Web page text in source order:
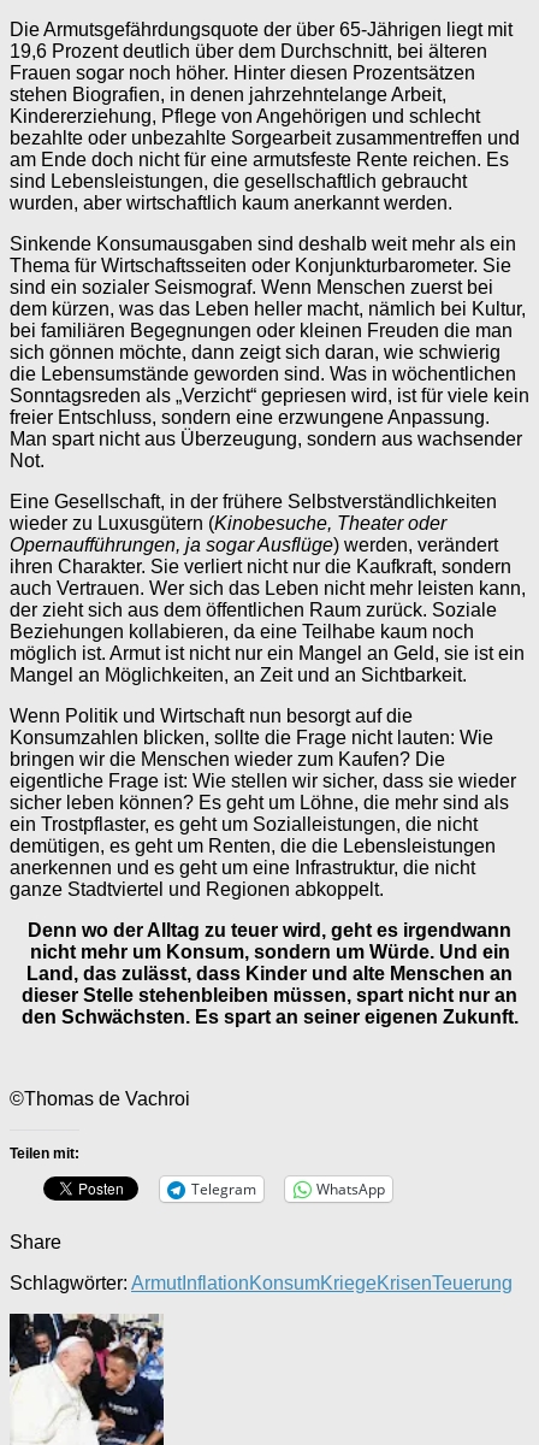
Die Armutsgefährdungsquote der über 65-Jährigen liegt mit
19,6 Prozent deutlich über dem Durchschnitt, bei älteren
Frauen sogar noch höher. Hinter diesen Prozentsätzen
stehen Biografien, in denen jahrzehntelange Arbeit,
Kindererziehung, Pflege von Angehörigen und schlecht
bezahlte oder unbezahlte Sorgearbeit zusammentreffen und
am Ende doch nicht für eine armutsfeste Rente reichen. Es
sind Lebensleistungen, die gesellschaftlich gebraucht
wurden, aber wirtschaftlich kaum anerkannt werden.
Sinkende Konsumausgaben sind deshalb weit mehr als ein
Thema für Wirtschaftsseiten oder Konjunkturbarometer. Sie
sind ein sozialer Seismograf. Wenn Menschen zuerst bei
dem kürzen, was das Leben heller macht, nämlich bei Kultur,
bei familiären Begegnungen oder kleinen Freuden die man
sich gönnen möchte, dann zeigt sich daran, wie schwierig
die Lebensumstände geworden sind. Was in wöchentlichen
Sonntagsreden als „Verzicht“ gepriesen wird, ist für viele kein
freier Entschluss, sondern eine erzwungene Anpassung.
Man spart nicht aus Überzeugung, sondern aus wachsender
Not.
Eine Gesellschaft, in der frühere Selbstverständlichkeiten
wieder zu Luxusgütern (Kinobesuche, Theater oder
Opernaufführungen, ja sogar Ausflüge) werden, verändert
ihren Charakter. Sie verliert nicht nur die Kaufkraft, sondern
auch Vertrauen. Wer sich das Leben nicht mehr leisten kann,
der zieht sich aus dem öffentlichen Raum zurück. Soziale
Beziehungen kollabieren, da eine Teilhabe kaum noch
möglich ist. Armut ist nicht nur ein Mangel an Geld, sie ist ein
Mangel an Möglichkeiten, an Zeit und an Sichtbarkeit.
Wenn Politik und Wirtschaft nun besorgt auf die
Konsumzahlen blicken, sollte die Frage nicht lauten: Wie
bringen wir die Menschen wieder zum Kaufen? Die
eigentliche Frage ist: Wie stellen wir sicher, dass sie wieder
sicher leben können? Es geht um Löhne, die mehr sind als
ein Trostpflaster, es geht um Sozialleistungen, die nicht
demütigen, es geht um Renten, die die Lebensleistungen
anerkennen und es geht um eine Infrastruktur, die nicht
ganze Stadtviertel und Regionen abkoppelt.
Denn wo der Alltag zu teuer wird, geht es irgendwann
nicht mehr um Konsum, sondern um Würde. Und ein
Land, das zulässt, dass Kinder und alte Menschen an
dieser Stelle stehenbleiben müssen, spart nicht nur an
den Schwächsten. Es spart an seiner eigenen Zukunft.
©Thomas de Vachroi
Teilen mit:
Telegram WhatsApp
Share
Schlagwörter: ArmutInflationKonsumKriegeKrisenTeuerung